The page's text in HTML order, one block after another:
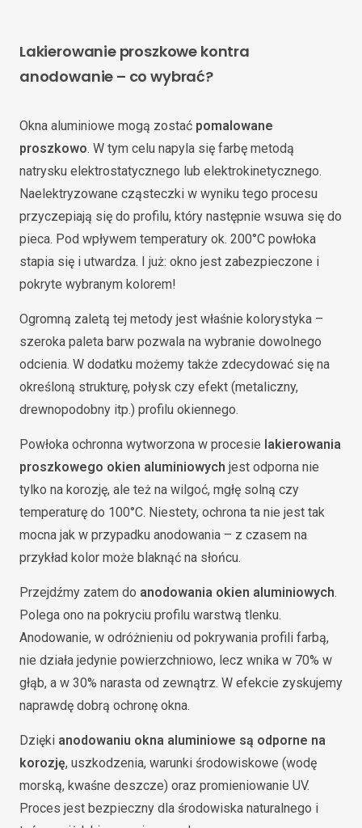
Lakierowanie proszkowe kontra
anodowanie – co wybrać?
Okna aluminiowe mogą zostać pomalowane
proszkowo. W tym celu napyla się farbę metodą
natrysku elektrostatycznego lub elektrokinetycznego.
Naelektryzowane cząsteczki w wyniku tego procesu
przyczepiają się do profilu, który następnie wsuwa się do
pieca. Pod wpływem temperatury ok. 200°C powłoka
stapia się i utwardza. I już: okno jest zabezpieczone i
pokryte wybranym kolorem!
Ogromną zaletą tej metody jest właśnie kolorystyka –
szeroka paleta barw pozwala na wybranie dowolnego
odcienia. W dodatku możemy także zdecydować się na
określoną strukturę, połysk czy efekt (metaliczny,
drewnopodobny itp.) profilu okiennego.
Powłoka ochronna wytworzona w procesie lakierowania
proszkowego okien aluminiowych jest odporna nie
tylko na korozję, ale też na wilgoć, mgłę solną czy
temperaturę do 100°C. Niestety, ochrona ta nie jest tak
mocna jak w przypadku anodowania – z czasem na
przykład kolor może blaknąć na słońcu.
Przejdźmy zatem do anodowania okien aluminiowych.
Polega ono na pokryciu profilu warstwą tlenku.
Anodowanie, w odróżnieniu od pokrywania profili farbą,
nie działa jedynie powierzchniowo, lecz wnika w 70% w
głąb, a w 30% narasta od zewnątrz. W efekcie zyskujemy
naprawdę dobrą ochronę okna.
Dzięki anodowaniu okna aluminiowe są odporne na
korozję, uszkodzenia, warunki środowiskowe (wodę
morską, kwaśne deszcze) oraz promieniowanie UV.
Proces jest bezpieczny dla środowiska naturalnego i